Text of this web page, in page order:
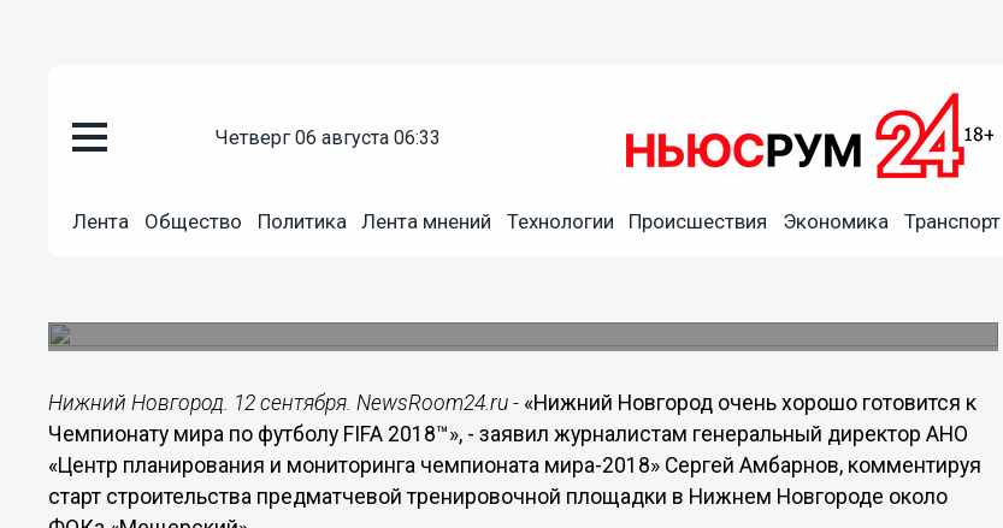
четверг 06 августа 06:33
Лента Общество Политика Лента мнений Технологии Происшествия Экономика Транспорт
12.09.2016 18:25
Нижний Новгород очень хорошо готовится к Чемпионату
мира по футболу FIFA 2018, - Амбарнов
Нижний Новгород. 12 сентября. NewsRoom24.ru - «Нижний Новгород очень хорошо готовится к
Чемпионату мира по футболу FIFA 2018™», - заявил журналистам генеральный директор АНО
«Центр планирования и мониторинга чемпионата мира-2018» Сергей Амбарнов, комментируя
старт строительства предматчевой тренировочной площадки в Нижнем Новгороде около